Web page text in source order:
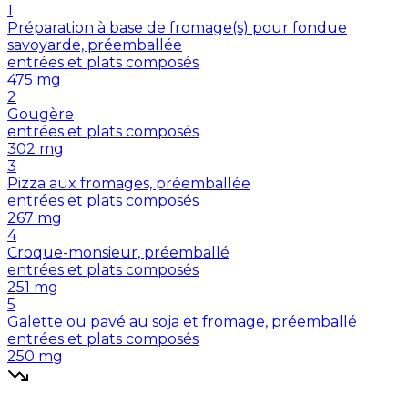
1
Préparation à base de fromage(s) pour fondue
savoyarde, préemballée
entrées et plats composés
475 mg
2
Gougère
entrées et plats composés
302 mg
3
Pizza aux fromages, préemballée
entrées et plats composés
267 mg
4
Croque-monsieur, préemballé
entrées et plats composés
251 mg
5
Galette ou pavé au soja et fromage, préemballé
entrées et plats composés
250 mg